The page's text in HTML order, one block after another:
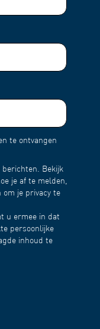
te ontvangen
berichten. Bekijk
je af te melden,
om je privacy te
u ermee in dat
persoonlijke
inhoud te